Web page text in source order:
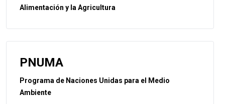
Alimentación y la Agricultura
PNUMA
Programa de Naciones Unidas para el Medio
Ambiente